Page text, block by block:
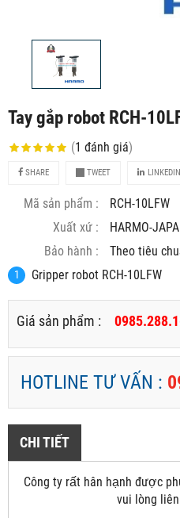
Tay gắp robot RCH-
(1 đánh giá)
SHARE TWEET LINKEDIN
Mã sản phẩm :
RCH-10LFW
Xuất xứ :
HARMO-
Bảo hành :
Theo tiêu
Gripper robot RCH-10LFW
Giá sản phẩm :
HOTLINE TƯ VẤN :
CHI TIẾT
Công ty rất hân hạnh được
vui lòng